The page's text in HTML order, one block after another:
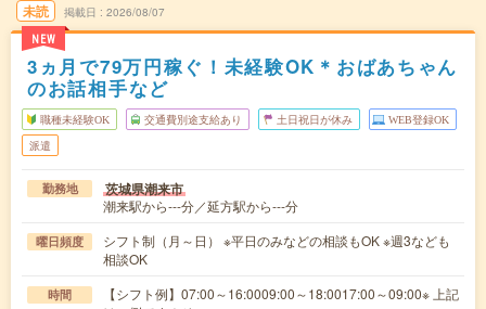
未読
NEW
掲載日 2026/08/07
3ヵ月で79万円稼ぐ！未経験OK＊おばあちゃん
のお話相手など
職種未経験OK 交通費別途支給あり 土日祝日が休み WEB登録OK
派遣
勤務地 茨城県潮来市
潮来駅から---分／延方駅から---分
曜日頻度
シフト制（月～日） ※平日のみなどの相談もOK ※週3なども
相談OK
時間
【シフト例】07:00～16:0009:00～18:0017:00～09:00※ 上記